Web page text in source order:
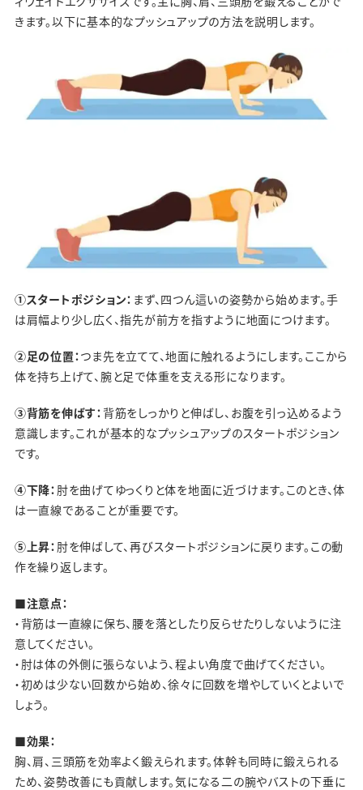
きます。以下に基本的なプッシュアップの方法を説明します。
①スタートポジション： まず、四つん這いの姿勢から始めます。手
は肩幅より少し広く、指先が前方を指すように地面につけます。
②足の位置：つま先を立てて、地面に触れるようにします。ここから
体を持ち上げて、腕と足で体重を支える形になります。
③背筋を伸ばす：背筋をしっかりと伸ばし、お腹を引っ込めるよう
意識します。これが基本的なプッシュアップのスタートポジション
です。
④下降： 肘を曲げてゆっくりと体を地面に近づけます。このとき、体
は一直線であることが重要です。
⑤上昇： 肘を伸ばして、再びスタートポジションに戻ります。この動
作を繰り返します。
■注意点：
・背筋は一直線に保ち、腰を落としたり反らせたりしないように注
意してください。
・肘は体の外側に張らないよう、程よい角度で曲げてください。
・初めは少ない回数から始め、徐々に回数を増やしていくとよいで
しょう。
■効果：
胸、肩、三頭筋を効率よく鍛えられます。体幹も同時に鍛えられる
ため、姿勢改善にも貢献します。気になる二の腕やバストの下垂に